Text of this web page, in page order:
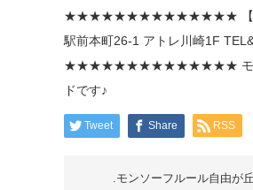
Tweet Share RSS
.モンソーフルール自由が